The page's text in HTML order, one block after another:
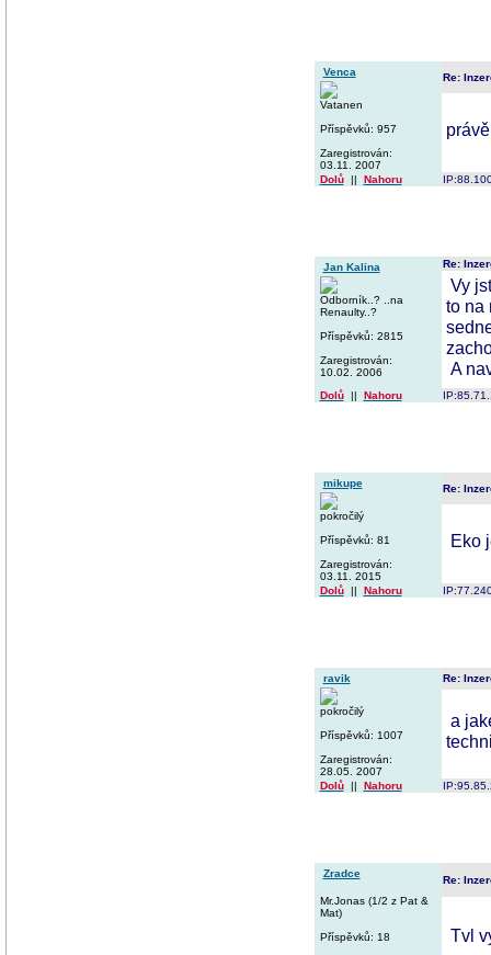
Venca
Vatanen
Příspěvků: 957
Zaregistrován:
03.11. 2007
Re:
Dolů|| Nahoru
Jan Kalina
Odborník..? ..na
Renaulty..?
Příspěvků: 2815
Zaregistrován:
10.02. 2006
Re:
Vy
to na
A
Dolů|| Nahoru
mikupe
pokročilý
Příspěvků: 81
Zaregistrován:
03.11. 2015
Re:
Eko
Dolů|| Nahoru
ravik
pokročilý
Příspěvků: 1007
Zaregistrován:
28.05. 2007
Re:
a
Dolů|| Nahoru
Zradce
Mr.Jonas (1/2 z Pat &
Mat)
Příspěvků: 18
Re:
Tvl